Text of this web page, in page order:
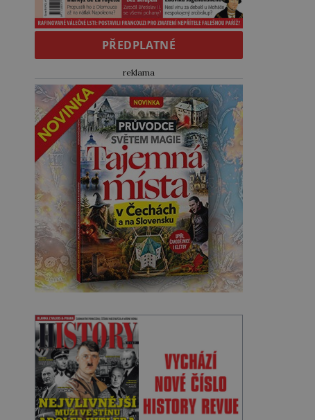
PŘEDPLATNÉ
reklama